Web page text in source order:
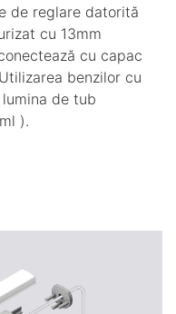
de reglare datorită
cu 13mm
cu capac
benzilor cu
de tub
).